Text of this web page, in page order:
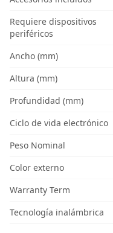
Requiere dispositivos
periféricos
Ancho (mm)
Altura (mm)
Profundidad (mm)
Ciclo de vida electrónico
Peso Nominal
Color externo
Warranty Term
Tecnología inalámbrica